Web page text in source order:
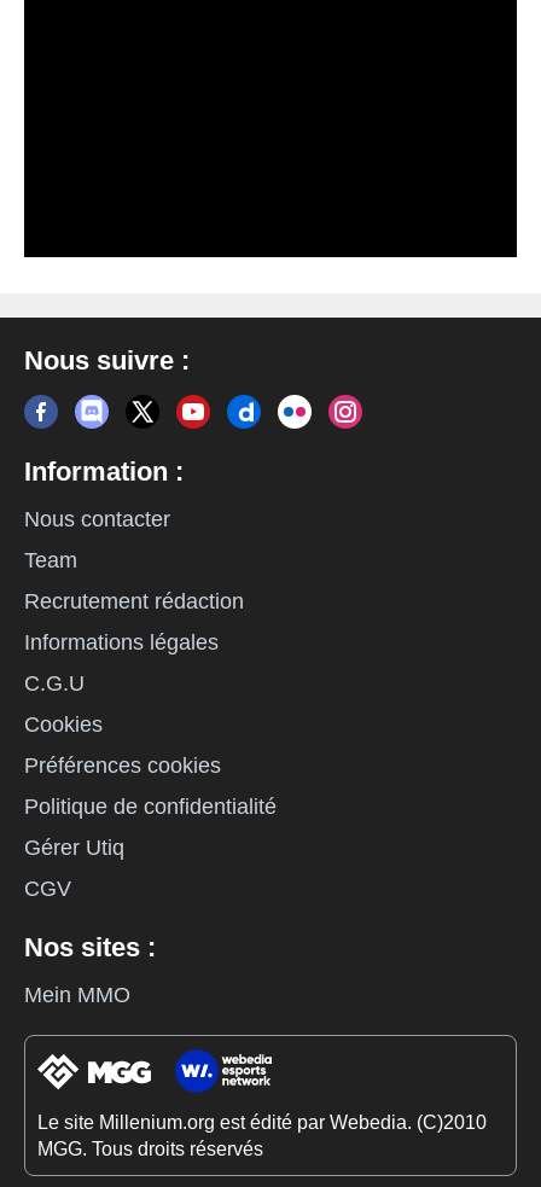
Nous suivre :
Information :
Nous contacter
Team
Recrutement rédaction
Informations légales
C.G.U
Cookies
Préférences cookies
Politique de confidentialité
Gérer Utiq
CGV
Nos sites :
Mein MMO
Le site Millenium.org est édité par Webedia. (C)2010
MGG. Tous droits réservés